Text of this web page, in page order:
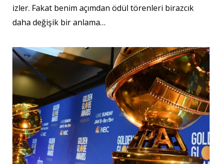
izler. Fakat benim açımdan ödül törenleri birazcık
daha değişik bir anlama…